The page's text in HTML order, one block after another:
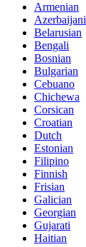
Armenian
Azerbaijani
Belarusian
Bengali
Bosnian
Bulgarian
Cebuano
Chichewa
Corsican
Croatian
Dutch
Estonian
Filipino
Finnish
Frisian
Galician
Georgian
Gujarati
Haitian